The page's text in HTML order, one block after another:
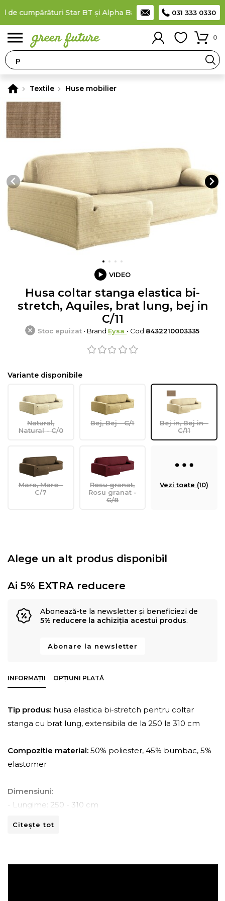
cumpărături Star BT și Alpha Bank Plătești în rateprin
031 333 0330
0
Textile Huse mobilier
VIDEO
Husa coltar stanga elastica bi-
stretch, Aquiles, brat lung, bej in
C/11
Stoc epuizat • Brand Eysa • Cod 8432210003335
Variante disponibile
Natural,
Natural - C/0
Bej, Bej - C/1
Bej in, Bej in -
C/11
Maro, Maro -
C/7
Rosu granat,
Rosu granat -
C/8
Vezi toate (10)
Alege un alt produs disponibil
Ai 5% EXTRA reducere
Abonează-te la newsletter și beneficiezi de
5% reducere la achiziția acestui produs.
Abonare la newsletter
INFORMAȚII OPȚIUNI PLATĂ
Tip produs: husa elastica bi-stretch pentru coltar
stanga cu brat lung, extensibila de la 250 la 310 cm
Compozitie material: 50% poliester, 45% bumbac, 5%
elastomer
Dimensiuni:
- Lungime: 250 - 310 cm
- Inaltime: 80 -110 cm
Citește tot